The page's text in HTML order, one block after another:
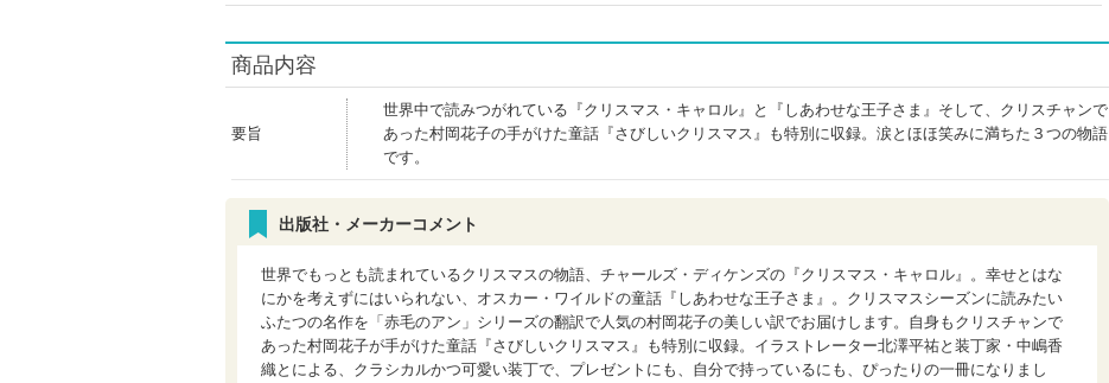
商品内容
要旨
世界中で読みつがれている『クリスマス・キャロル』と『しあわせな王子さま』そして、クリスチャンで
あった村岡花子の手がけた童話『さびしいクリスマス』も特別に収録。涙とほほ笑みに満ちた３つの物語
です。
出版社・メーカーコメント
世界でもっとも読まれているクリスマスの物語、チャールズ・ディケンズの『クリスマス・キャロル』。幸せとはな
にかを考えずにはいられない、オスカー・ワイルドの童話『しあわせな王子さま』。クリスマスシーズンに読みたい
ふたつの名作を「赤毛のアン」シリーズの翻訳で人気の村岡花子の美しい訳でお届けします。自身もクリスチャンで
あった村岡花子が手がけた童話『さびしいクリスマス』も特別に収録。イラストレーター北澤平祐と装丁家・中嶋香
織とによる、クラシカルかつ可愛い装丁で、プレゼントにも、自分で持っているにも、ぴったりの一冊になりまし